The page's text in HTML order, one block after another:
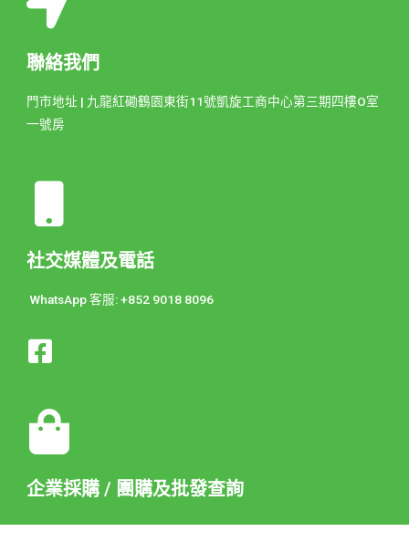
聯絡我們
門市地址 | 九龍紅磡鶴園東街11號凱旋工商中心第三期四樓O室
一號房
社交媒體及電話
WhatsApp 客服: +852 9018 8096
企業採購 / 團購及批發查詢